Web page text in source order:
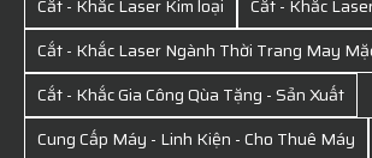
Cắt - Khắc Laser Kim loại
Cắt - Khắc
Cắt - Khắc Laser Ngành Thời Trang May
Cắt - Khắc Gia Công Qùa Tặng - Sản Xuất
Cung Cấp Máy - Linh Kiện - Cho Thuê Máy